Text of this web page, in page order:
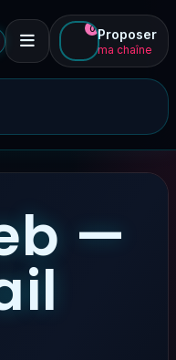
0 Proposer
ma chaîne
—